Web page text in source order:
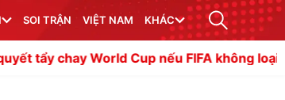
SOI TRẬN VIỆT NAM KHÁC
Cup nếu FIFA không loại bỏ Infantino